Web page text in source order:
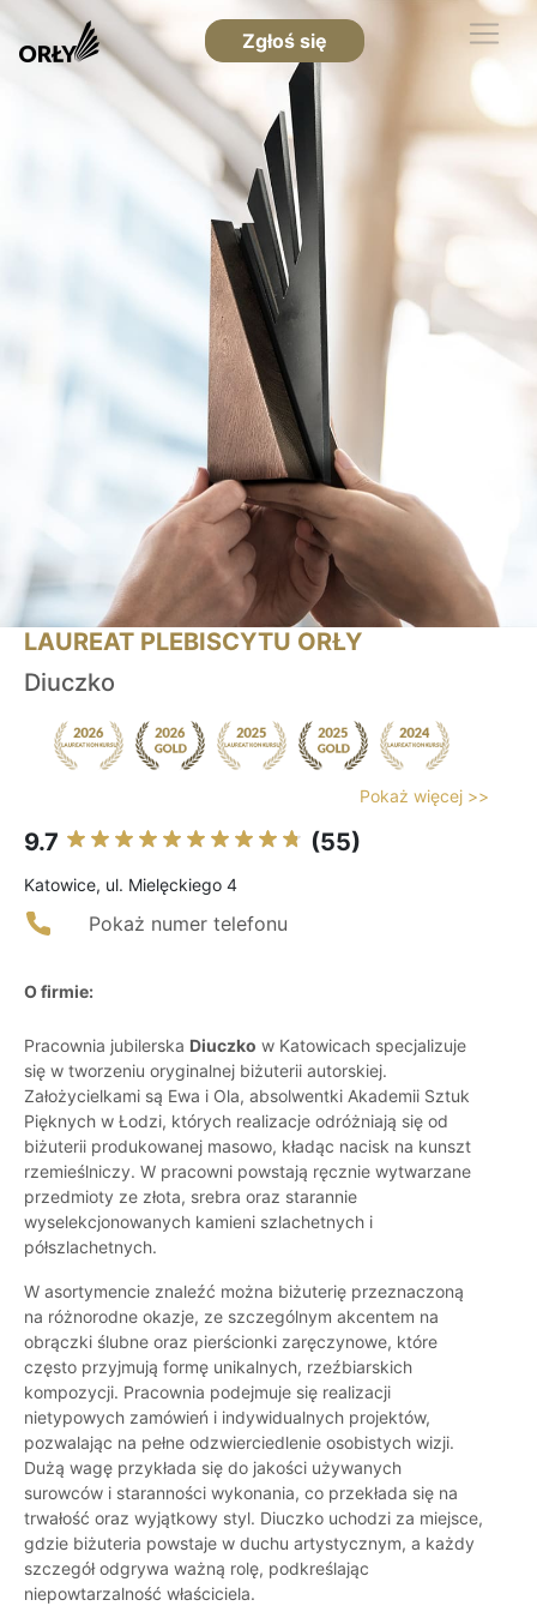
Zgłoś się
LAUREAT PLEBISCYTU ORŁY
Diuczko
Pokaż więcej >>
9.7 (55)
Katowice, ul. Mielęckiego 4
Pokaż numer telefonu
O firmie:
Pracownia jubilerska Diuczko w Katowicach specjalizuje
się w tworzeniu oryginalnej biżuterii autorskiej.
Założycielkami są Ewa i Ola, absolwentki Akademii Sztuk
Pięknych w Łodzi, których realizacje odróżniają się od
biżuterii produkowanej masowo, kładąc nacisk na kunszt
rzemieślniczy. W pracowni powstają ręcznie wytwarzane
przedmioty ze złota, srebra oraz starannie
wyselekcjonowanych kamieni szlachetnych i
półszlachetnych.
W asortymencie znaleźć można biżuterię przeznaczoną
na różnorodne okazje, ze szczególnym akcentem na
obrączki ślubne oraz pierścionki zaręczynowe, które
często przyjmują formę unikalnych, rzeźbiarskich
kompozycji. Pracownia podejmuje się realizacji
nietypowych zamówień i indywidualnych projektów,
pozwalając na pełne odzwierciedlenie osobistych wizji.
Dużą wagę przykłada się do jakości używanych
surowców i staranności wykonania, co przekłada się na
trwałość oraz wyjątkowy styl. Diuczko uchodzi za miejsce,
gdzie biżuteria powstaje w duchu artystycznym, a każdy
szczegół odgrywa ważną rolę, podkreślając
niepowtarzalność właściciela.